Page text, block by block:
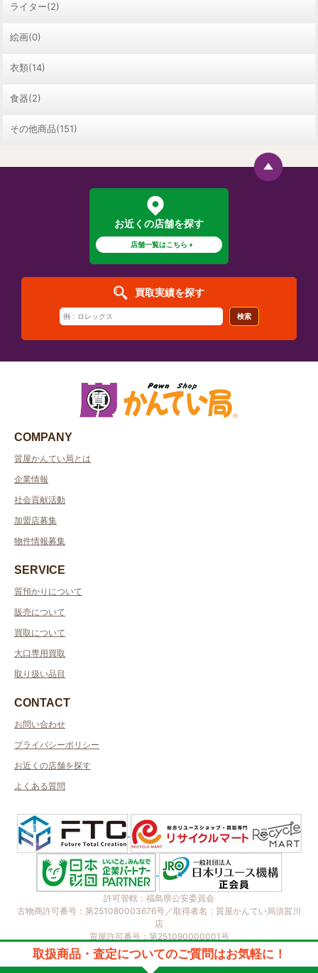
ライター(2)
絵画(0)
衣類(14)
食器(2)
その他商品(151)
お近くの店舗を探す
店舗一覧はこちら
買取実績を探す
検索
COMPANY
質屋かんてい局とは
企業情報
社会貢献活動
加盟店募集
物件情報募集
SERVICE
質預かりについて
販売について
買取について
大口専用買取
取り扱い品目
CONTACT
お問い合わせ
プライバシーポリシー
お近くの店舗を探す
よくある質問
許可管轄：福島県公安委員会
古物商許可番号：第251080003676号／取得者名：質屋かんてい局須賀川
店
質屋許可番号：第251090000001号
2023 © kanteikyoku.jp allrights reseved.
取扱商品・査定についてのご質問はお気軽に！